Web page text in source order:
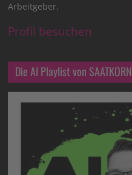
Arbeitgeber.
Profil besuchen
Die AI Playlist von SAATKORN